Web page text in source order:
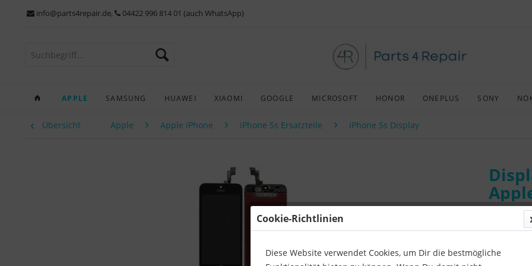
info@parts4repair.de, 04422 996 814 01 (auch WhatsApp)
APPLE SAMSUNG HUAWEI XIAOMI GOOGLE MICROSOFT HONOR ONEPLUS SONY
Übersicht Apple Apple iPhone iPhone 5s Ersatzteile iPhone 5s Display
Cookie-Richtlinien
Diese Website verwendet Cookies, um Dir die bestmögliche